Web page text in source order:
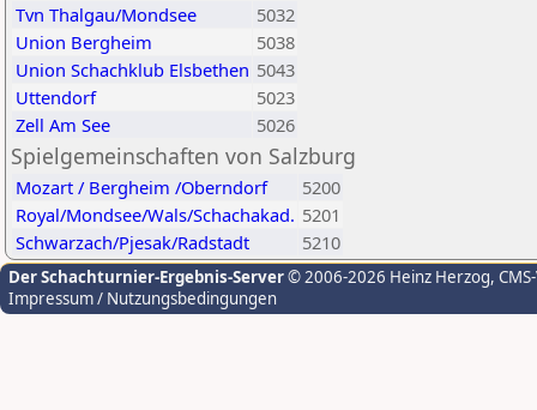
Tvn Thalgau/Mondsee
5032
Union Bergheim
5038
Union Schachklub Elsbethen 5043
Uttendorf
5023
Zell Am See
5026
Spielgemeinschaften von Salzburg
Mozart / Bergheim /Oberndorf
5200
Royal/Mondsee/Wals/Schachakad. 5201
Schwarzach/Pjesak/Radstadt
5210
Der Schachturnier-Ergebnis-Server© 2006-2026 Heinz Herzog,
Impressum / Nutzungsbedingungen